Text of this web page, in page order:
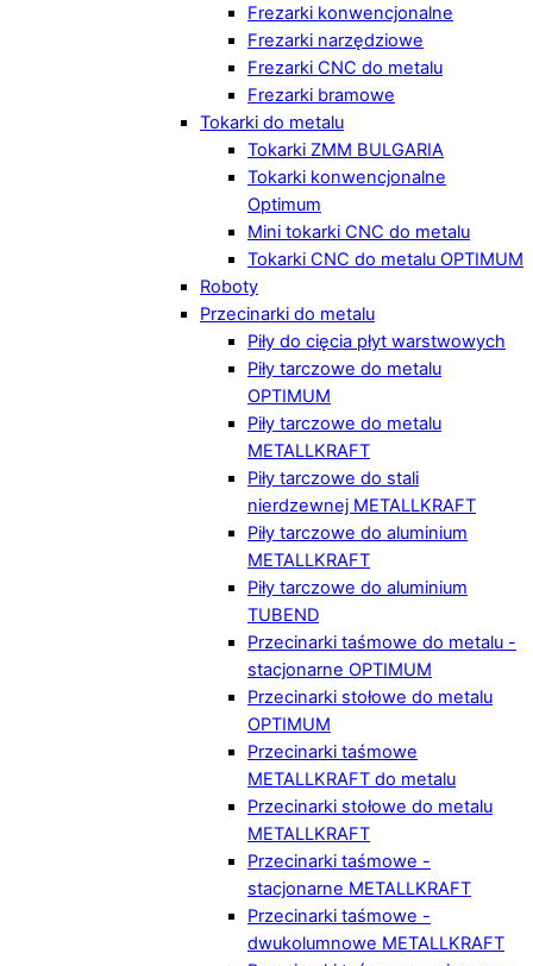
Frezarki konwencjonalne
Frezarki narzędziowe
Frezarki CNC do metalu
Frezarki bramowe
Tokarki do metalu
Tokarki ZMM BULGARIA
Tokarki konwencjonalne
Optimum
Mini tokarki CNC do metalu
Tokarki CNC do metalu OPTIMUM
Roboty
Przecinarki do metalu
Piły do cięcia płyt warstwowych
Piły tarczowe do metalu
OPTIMUM
Piły tarczowe do metalu
METALLKRAFT
Piły tarczowe do stali
nierdzewnej METALLKRAFT
Piły tarczowe do aluminium
METALLKRAFT
Piły tarczowe do aluminium
TUBEND
Przecinarki taśmowe do metalu -
stacjonarne OPTIMUM
Przecinarki stołowe do metalu
OPTIMUM
Przecinarki taśmowe
METALLKRAFT do metalu
Przecinarki stołowe do metalu
METALLKRAFT
Przecinarki taśmowe -
stacjonarne METALLKRAFT
Przecinarki taśmowe -
dwukolumnowe METALLKRAFT